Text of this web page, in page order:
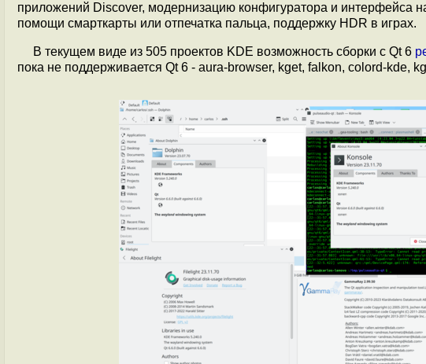
приложений Discover, модернизацию конфигуратора и интерфейса
помощи смарткарты или отпечатка пальца, поддержку HDR в играх.
В текущем виде из 505 проектов KDE возможность сборки с Qt 6
пока не поддерживается Qt 6 - aura-browser, kget, falkon, colord-kde,